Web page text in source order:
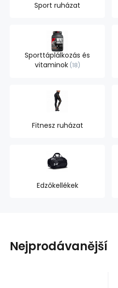
Sport ruházat
Sporttáplálkozás és
vitaminok 18
Fitnesz ruházat
Edzőkellékek
Nejprodávanější